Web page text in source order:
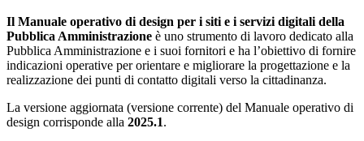
Il Manuale operativo di design per i siti e i servizi digitali della
Pubblica Amministrazione è uno strumento di lavoro dedicato alla
Pubblica Amministrazione e i suoi fornitori e ha l’obiettivo di fornire
indicazioni operative per orientare e migliorare la progettazione e la
realizzazione dei punti di contatto digitali verso la cittadinanza.
La versione aggiornata (versione corrente) del Manuale operativo di
design corrisponde alla 2025.1.